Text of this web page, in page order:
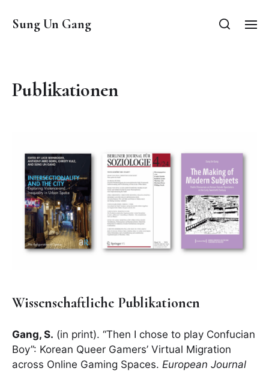
Sung Un Gang
Publikationen
Wissenschaftliche Publikationen
Gang, S. (in print). “Then I chose to play Confucian
Boy”: Korean Queer Gamers’ Virtual Migration
across Online Gaming Spaces. European Journal